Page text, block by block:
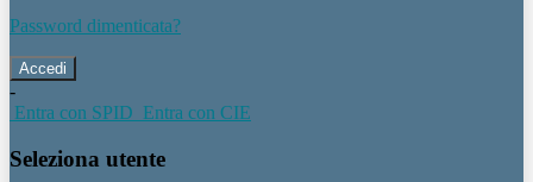
Password dimenticata?
-
Entra con SPID Entra con CIE
Seleziona utente